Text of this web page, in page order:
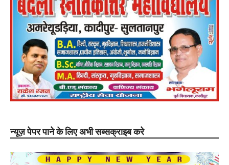
न्यूज़ पेपर पाने के लिए अभी सब्सक्राइब करे